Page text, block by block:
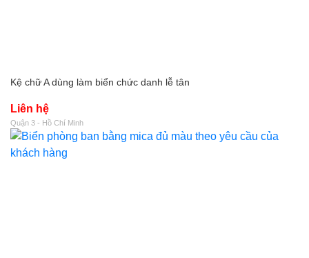
Kệ chữ A dùng làm biển chức danh lễ tân
Liên hệ
Quận 3 - Hồ Chí Minh